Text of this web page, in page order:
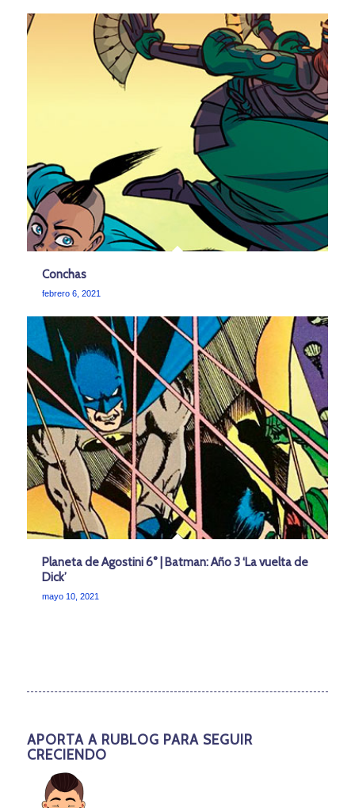
Conchas
febrero 6, 2021
Planeta de Agostini 6° | Batman: Año 3 ‘La vuelta de
Dick’
mayo 10, 2021
APORTA A RUBLOG PARA SEGUIR
CRECIENDO